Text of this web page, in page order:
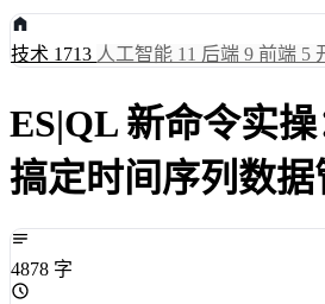
技术 1713 人工智能 11 后端 9 前端 5
ES|QL 新命令实
搞定时间序列数据
4878 字